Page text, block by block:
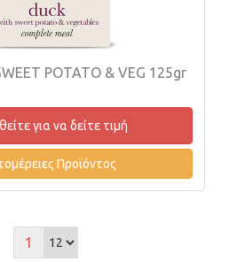
POTATO & VEG 125gr
για να δείτε τιμή
Προϊόντος
1